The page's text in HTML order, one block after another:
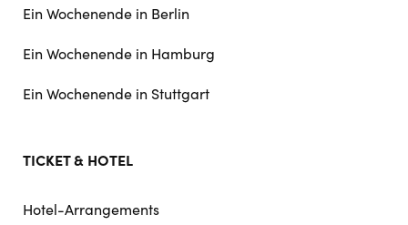
Ein Wochenende in Berlin
Ein Wochenende in Hamburg
Ein Wochenende in Stuttgart
TICKET & HOTEL
Hotel-Arrangements